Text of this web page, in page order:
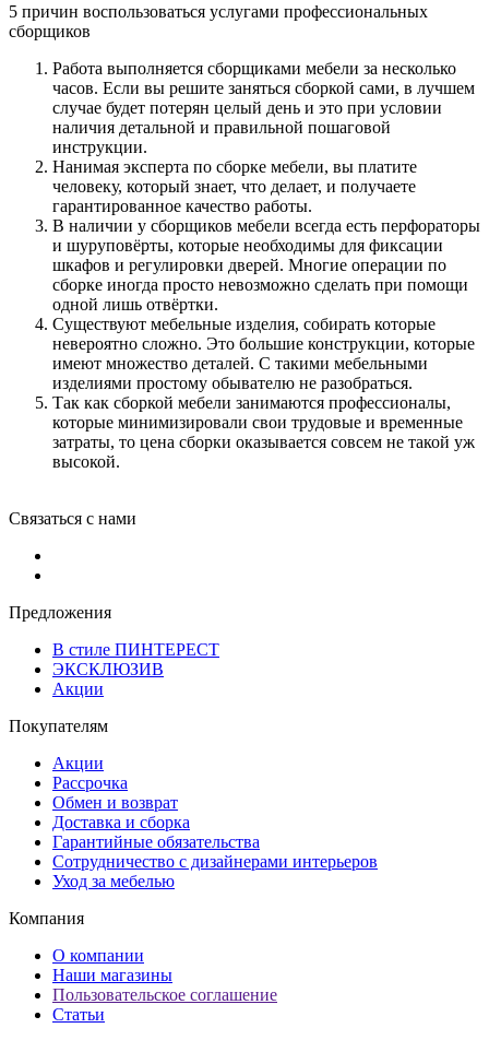
5 причин воспользоваться услугами профессиональных
сборщиков
Работа выполняется сборщиками мебели за несколько
часов. Если вы решите заняться сборкой сами, в лучшем
случае будет потерян целый день и это при условии
наличия детальной и правильной пошаговой
инструкции.
Нанимая эксперта по сборке мебели, вы платите
человеку, который знает, что делает, и получаете
гарантированное качество работы.
В наличии у сборщиков мебели всегда есть перфораторы
и шуруповёрты, которые необходимы для фиксации
шкафов и регулировки дверей. Многие операции по
сборке иногда просто невозможно сделать при помощи
одной лишь отвёртки.
Существуют мебельные изделия, собирать которые
невероятно сложно. Это большие конструкции, которые
имеют множество деталей. С такими мебельными
изделиями простому обывателю не разобраться.
Так как сборкой мебели занимаются профессионалы,
которые минимизировали свои трудовые и временные
затраты, то цена сборки оказывается совсем не такой уж
высокой.
Связаться с нами
Предложения
В стиле ПИНТЕРЕСТ
ЭКСКЛЮЗИВ
Акции
Покупателям
Акции
Рассрочка
Обмен и возврат
Доставка и сборка
Гарантийные обязательства
Сотрудничество с дизайнерами интерьеров
Уход за мебелью
Компания
О компании
Наши магазины
Пользовательское соглашение
Статьи